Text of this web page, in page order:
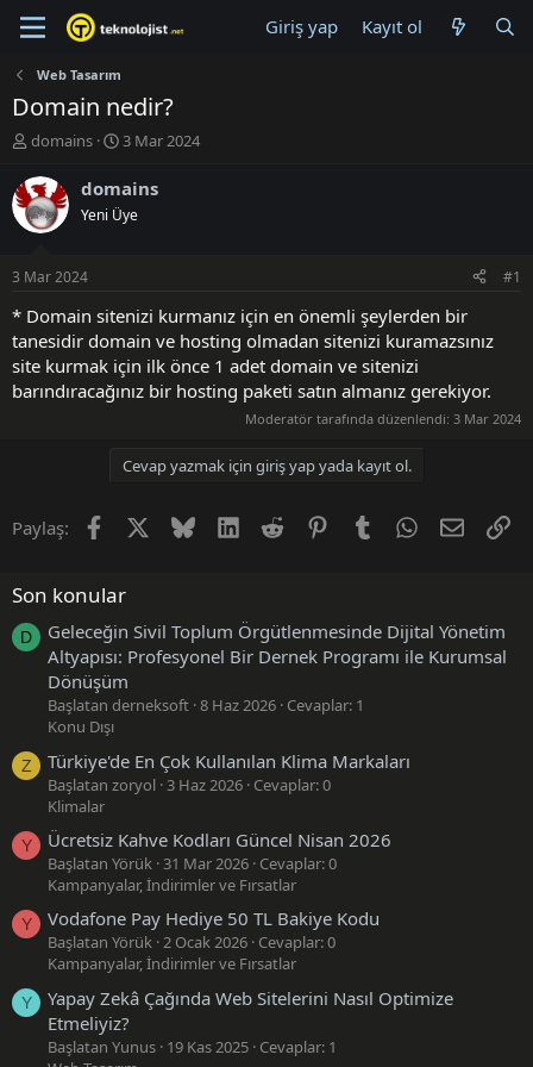
Giriş yap Kayıt ol
Web Tasarım
Domain nedir?
K
n
u
y
B
a
ş
a
t
a
domains
B
ş
a
ç
a
r
i
3 Mar 2024
domains
Yeni Üye
3 Mar 2024 #1
* Domain sitenizi kurmanız için en önemli şeylerden bir
tanesidir domain ve hosting olmadan sitenizi kuramazsınız
site kurmak için ilk önce 1 adet domain ve sitenizi
barındıracağınız bir hosting paketi satın almanız gerekiyor.
Moderatör tarafında düzenlendi: 3 Mar 2024
Cevap yazmak için giriş yap yada kayıt ol.
Paylaş: FacebookX (Twitter)
BlueskyLinkedInReddit PinterestTumblr WhatsApp
E-posta
Son konular
D
Geleceğin Sivil Toplum Örgütlenmesinde Dijital Yönetim
Altyapısı: Profesyonel Bir Dernek Programı ile Kurumsal
Dönüşüm
Başlatan derneksoft 8 Haz 2026 Cevaplar: 1
Konu Dışı
Z Türkiye'de En Çok Kullanılan Klima Markaları
Başlatan zoryol 3 Haz 2026 Cevaplar: 0
Klimalar
Y Ücretsiz Kahve Kodları Güncel Nisan 2026
Başlatan Yörük 31 Mar 2026 Cevaplar: 0
Kampanyalar, İndirimler ve Fırsatlar
Y Vodafone Pay Hediye 50 TL Bakiye Kodu
Başlatan Yörük 2 Ocak 2026 Cevaplar: 0
Kampanyalar, İndirimler ve Fırsatlar
Y
Yapay Zekâ Çağında Web Sitelerini Nasıl Optimize
Etmeliyiz?
Başlatan Yunus 19 Kas 2025 Cevaplar: 1